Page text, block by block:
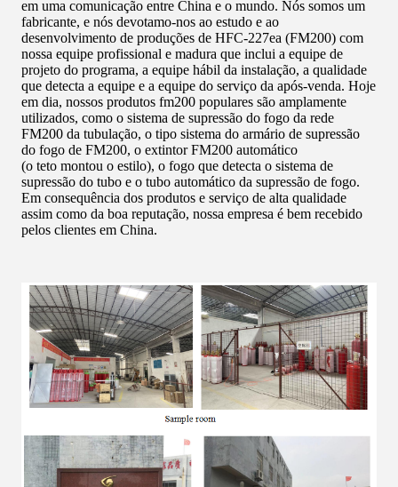
em uma comunicação entre China e o mundo. Nós somos um
fabricante, e nós devotamo-nos ao estudo e ao
desenvolvimento de produções de HFC-227ea (FM200) com
nossa equipe profissional e madura que inclui a equipe de
projeto do programa, a equipe hábil da instalação, a qualidade
que detecta a equipe e a equipe do serviço da após-venda. Hoje
em dia, nossos produtos fm200 populares são amplamente
utilizados, como o sistema de supressão do fogo da rede
FM200 da tubulação, o tipo sistema do armário de supressão
do fogo de FM200, o extintor FM200 automático
(o teto montou o estilo), o fogo que detecta o sistema de
supressão do tubo e o tubo automático da supressão de fogo.
Em consequência dos produtos e serviço de alta qualidade
assim como da boa reputação, nossa empresa é bem recebido
pelos clientes em China.